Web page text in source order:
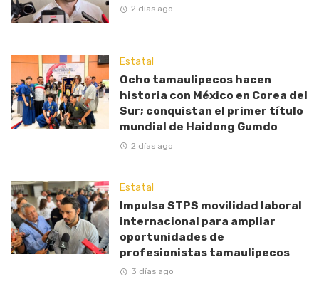
2 días ago
Estatal
Ocho tamaulipecos hacen
historia con México en Corea del
Sur; conquistan el primer título
mundial de Haidong Gumdo
2 días ago
Estatal
Impulsa STPS movilidad laboral
internacional para ampliar
oportunidades de
profesionistas tamaulipecos
3 días ago